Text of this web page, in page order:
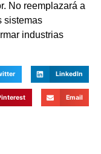
No reemplazará a
sistemas
industrias
LinkedIn
Email